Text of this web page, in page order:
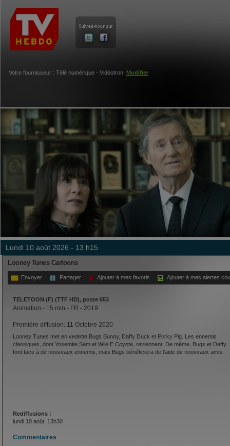
Votre fournisseur : Télé numérique - Vidéotron Modifier
lundi 10 août 2026 - 13 h15
Looney Tunes Cartoons
Envoyer Partager Ajouter à mes favoris Ajouter à mes alertes
TELETOON (F) (TTF HD), poste 653
Animation - 15 min - FR - 2019
Première diffusion: 11 Octobre 2020
Looney Tunes met en vedette Bugs Bunny, Daffy Duck et Porky Pig. Les ennemis
classiques, dont Yosemite Sam et Wile E Coyote, reviennent. De même, Bugs et Daffy
font face à de nouveaux ennemis, mais Bugs bénéficiera de l'aide de nouveaux amis.
Rediffusions :
lundi 10 août, 13h30
Commentaires